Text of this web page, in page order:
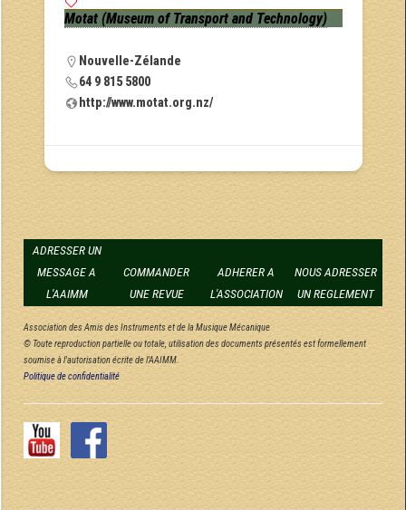
Motat (Museum of Transport and Technology)
Nouvelle-Zélande
64 9 815 5800
http://www.motat.org.nz/
ADRESSER UN
MESSAGE A
L'AAIMM
COMMANDER
UNE REVUE
ADHERER A
L'ASSOCIATION
NOUS ADRESSER
UN REGLEMENT
Association des Amis des Instruments et de la Musique Mécanique
© Toute reproduction partielle ou totale, utilisation des documents présentés est formellement
soumise à l'autorisation écrite de l'AAIMM.
Politique de confidentialité